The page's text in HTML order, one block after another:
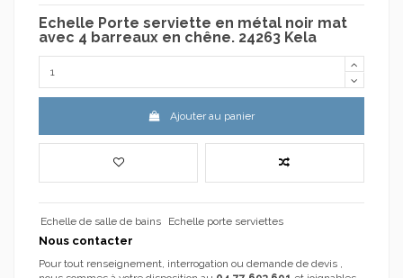
Echelle Porte serviette en métal noir mat
avec 4 barreaux en chêne. 24263 Kela
Ajouter au panier
Echelle de salle de bains Echelle porte serviettes
Nous contacter
Pour tout renseignement, interrogation ou demande de devis ,